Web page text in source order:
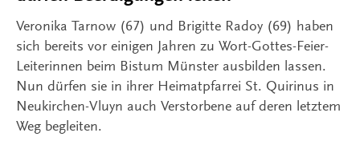
Veronika Tarnow (67) und Brigitte Radoy (69) haben
sich bereits vor einigen Jahren zu Wort-Gottes-Feier-
Leiterinnen beim Bistum Münster ausbilden lassen.
Nun dürfen sie in ihrer Heimatpfarrei St. Quirinus in
Neukirchen-Vluyn auch Verstorbene auf deren letztem
Weg begleiten.